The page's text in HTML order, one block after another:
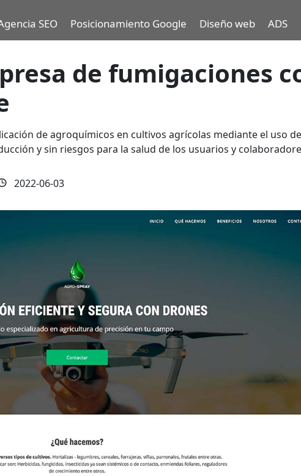
SEO Posicionamiento Google Diseño web ADS
de fumigaciones
de agroquímicos en cultivos agrícolas mediante el uso de
y sin riesgos para la salud de los usuarios y
2022-06-03